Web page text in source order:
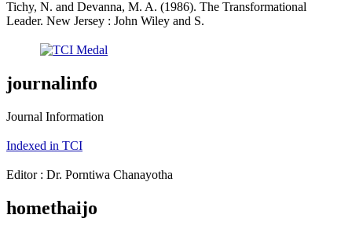
Tichy, N. and Devanna, M. A. (1986). The Transformational
Leader. New Jersey : John Wiley and S.
journalinfo
Journal Information
Indexed in TCI
Editor : Dr. Porntiwa Chanayotha
homethaijo